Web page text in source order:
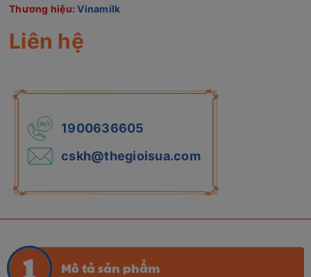
Thương hiệu:Vinamilk
Liên hệ
1900636605
cskh@thegioisua.com
Mô tả sản phẩm